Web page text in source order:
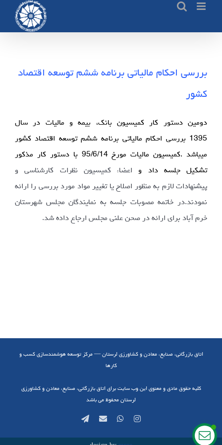
content
بررسی احکام مالیاتی برنامه ششم توسعه اقتصاد
کشور
دومین دستور کار کمیسیون بانک، بیمه و مالیات در سال
1395 بررسی احکام مالیاتی برنامه ششم توسعه اقتصاد کشور
میباشد .کمیسیون مالیات مورخ 95/6/14 با دستور کار مذکور
تشکیل جلسه داد و اعضاء کمیسیون نظرات کارشناسی و
پیشنهادات لازم به منظور اصلاح یا تغییر مواد مورد بررسی را ارائه
نمودند.در خاتمه مصوبات جلسه به نمایندگان مجلس شهرستان
خرم آباد برای ارائه در صحن علنی مجلس ارجاع داده شد.
اتاق بازرگانی، صنایع، معادن و کشاورزی لرستان — مرکز توسعه هوشمندسازی کسب و
کارها
کلیه حقوق مادی و معنوی این وب سایت برای اتاق بازرگانی، صنایع، معادن و کشاورزی
لرستان محفوظ می باشد
Instagram
WhatsApp
Email
Telegram